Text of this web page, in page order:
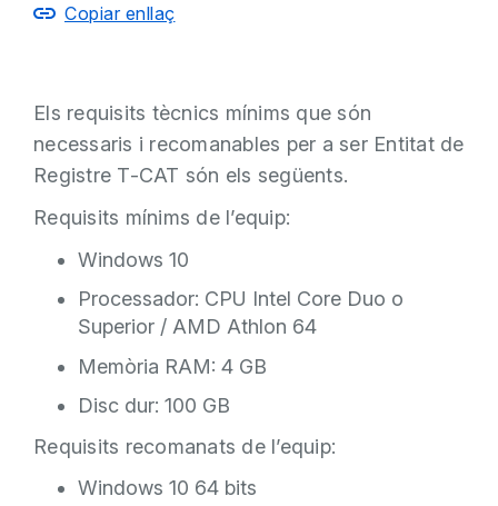
Copiar enllaç
Els requisits tècnics mínims que són
necessaris i recomanables per a ser Entitat de
Registre T-CAT són els següents.
Requisits mínims de l’equip:
Windows 10
Processador: CPU Intel Core Duo o
Superior / AMD Athlon 64
Memòria RAM: 4 GB
Disc dur: 100 GB
Requisits recomanats de l’equip:
Windows 10 64 bits